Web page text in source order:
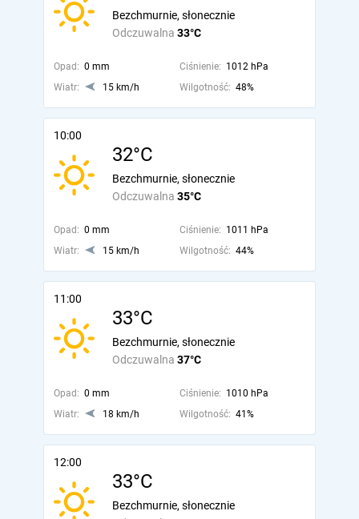
Odczuwalna 33°C
Bezchmurnie, słonecznie
Opad: 0 mm Ciśnienie: 1012 hPa
Wiatr:
15 km/h Wilgotność: 48%
10:00
32°C
Odczuwalna 35°C
Bezchmurnie, słonecznie
Opad: 0 mm Ciśnienie: 1011 hPa
Wiatr:
15 km/h Wilgotność: 44%
11:00
33°C
Odczuwalna 37°C
Bezchmurnie, słonecznie
Opad: 0 mm Ciśnienie: 1010 hPa
Wiatr:
18 km/h Wilgotność: 41%
12:00
33°C
Bezchmurnie, słonecznie